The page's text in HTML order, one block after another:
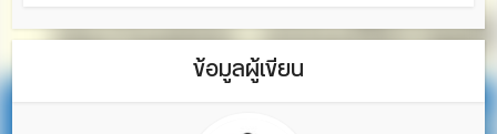
ข้อมูลผู้เขียน